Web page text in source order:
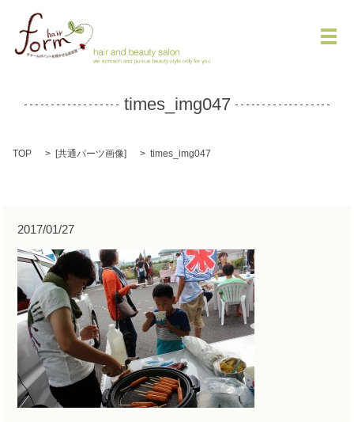
メ
times_img047
TOP [共通パーツ画像] times_img047
2017/01/27